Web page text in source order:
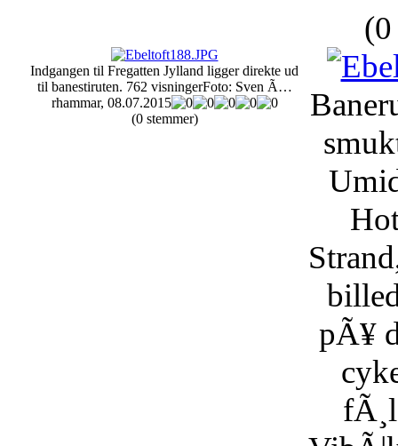
Indgangen til Fregatten Jylland ligger direkte ud
til banestiruten. 762 visningerFoto: Sven Ã…
rhammar, 08.07.2015
(0 stemmer)
pÃ¥